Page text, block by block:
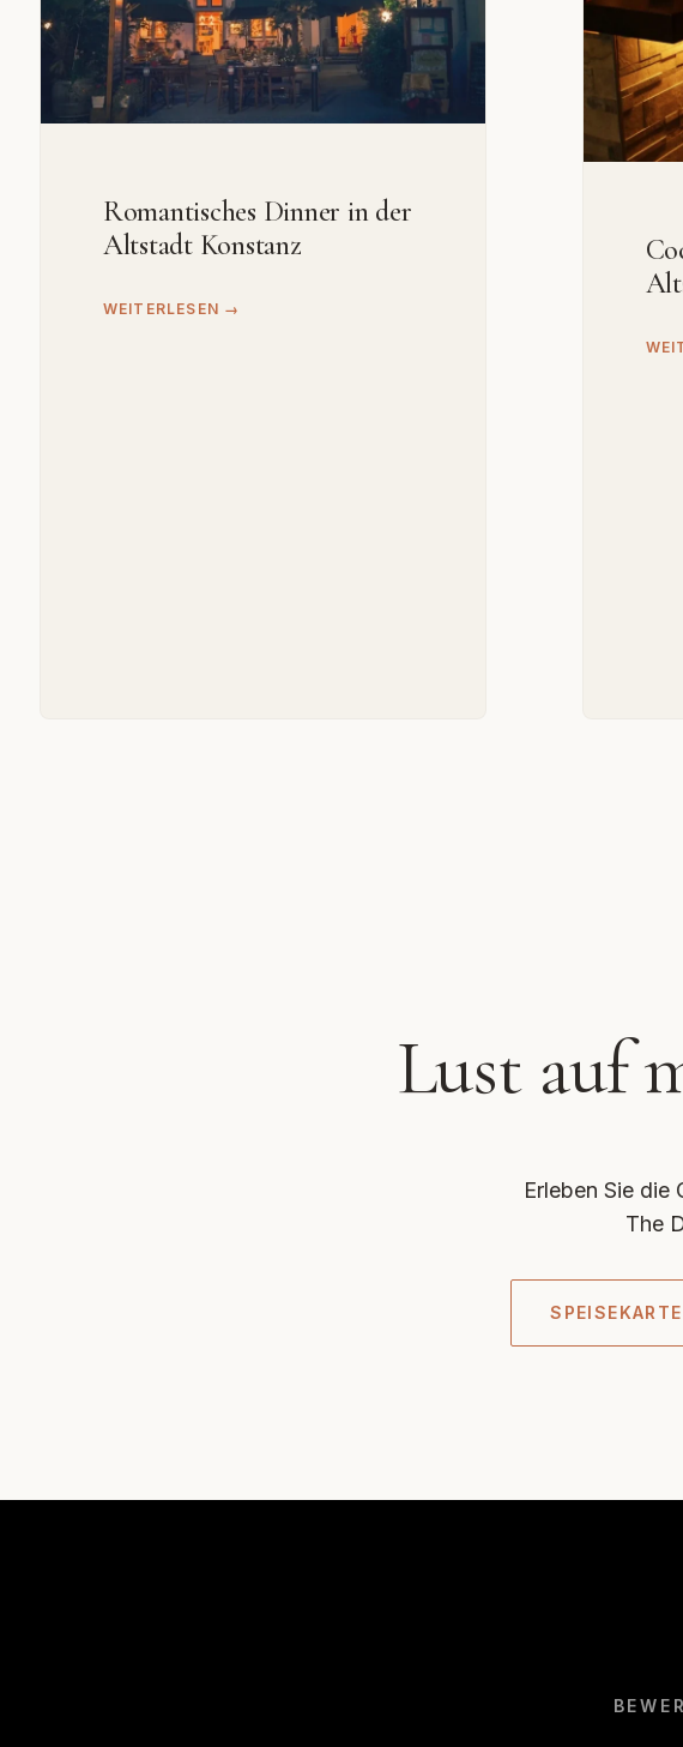
Romantisches Dinner in der
Altstadt Konstanz
WEITERLESEN →
Lust auf
Erleben Sie die
The